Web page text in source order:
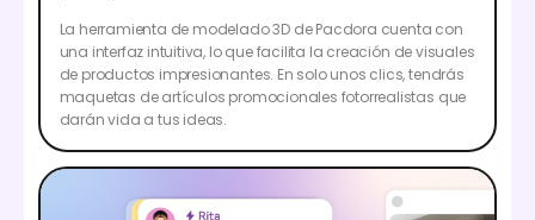
La herramienta de modelado 3D de Pacdora cuenta con
una interfaz intuitiva, lo que facilita la creación de visuales
de productos impresionantes. En solo unos clics, tendrás
maquetas de artículos promocionales fotorrealistas que
darán vida a tus ideas.